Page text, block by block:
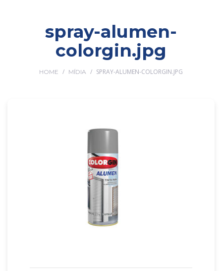
spray-alumen-
colorgin.jpg
HOME / MÍDIA / SPRAY-ALUMEN-COLORGIN.JPG